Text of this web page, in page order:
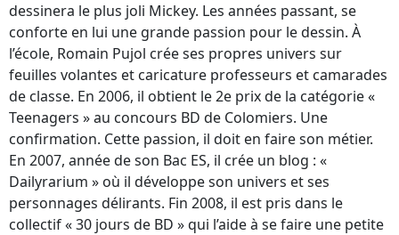
dessinera le plus joli Mickey. Les années passant, se
conforte en lui une grande passion pour le dessin. À
l’école, Romain Pujol crée ses propres univers sur
feuilles volantes et caricature professeurs et camarades
de classe. En 2006, il obtient le 2e prix de la catégorie «
Teenagers » au concours BD de Colomiers. Une
confirmation. Cette passion, il doit en faire son métier.
En 2007, année de son Bac ES, il crée un blog : «
Dailyrarium » où il développe son univers et ses
personnages délirants. Fin 2008, il est pris dans le
collectif « 30 jours de BD » qui l’aide à se faire une petite